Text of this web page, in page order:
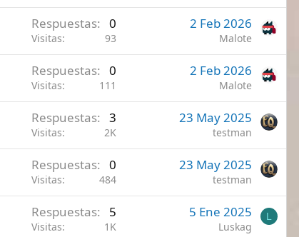
Respuestas 0
Visitas 93
2 Feb 2026
Malote
Respuestas 0
Visitas 111
2 Feb 2026
Malote
Respuestas 3
Visitas 2K
23 May 2025
testman
Respuestas 0
Visitas 484
23 May 2025
testman
Respuestas 5
Visitas 1K
5 Ene 2025
Luskag
L